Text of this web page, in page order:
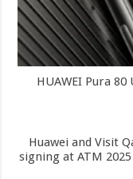
HUAWEI Pura
Huawei and Visit
signing at ATM